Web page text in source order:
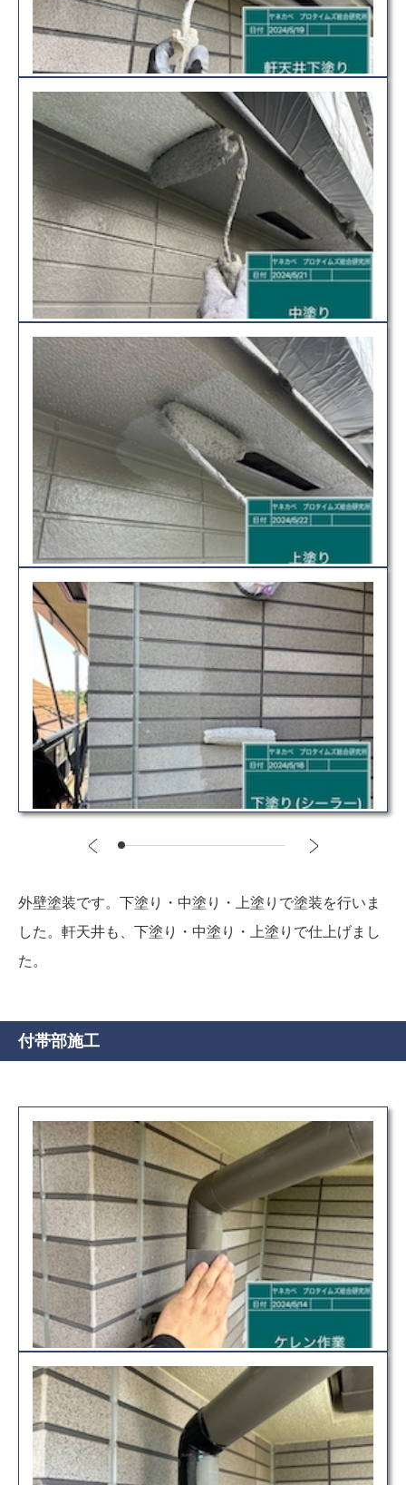
外壁塗装です。下塗り・中塗り・上塗りで塗装を行いま
した。軒天井も、下塗り・中塗り・上塗りで仕上げまし
た。
付帯部施工